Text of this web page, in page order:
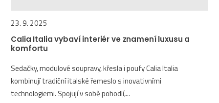
23. 9. 2025
Calia Italia vybaví interiér ve znamení luxusu a
komfortu
Sedačky, modulové soupravy, křesla i poufy Calia Italia
kombinují tradiční italské řemeslo s inovativními
technologiemi. Spojují v sobě pohodlí,...